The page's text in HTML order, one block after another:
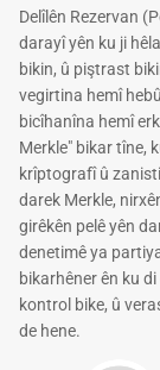
Delîlên Rezervan
darayî yên ku ji
bikin, û piştrast
vegirtina hemî
bicîhanîna hemî
Merkle" bikar tîne,
krîptografî û
darek Merkle,
girêkên pelê yên
denetimê ya
bikarhêner ên ku
kontrol bike, û
de hene.